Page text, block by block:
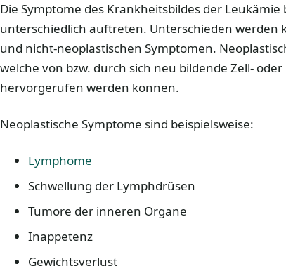
Die Symptome des Krankheitsbildes der
unterschiedlich auftreten. Unterschieden werden
und nicht-neoplastischen Symptomen.
welche von bzw. durch sich neu bildende Zell-
hervorgerufen werden können.
Neoplastische Symptome sind beispielsweise:
Lymphome
Schwellung der Lymphdrüsen
Tumore der inneren Organe
Inappetenz
Gewichtsverlust